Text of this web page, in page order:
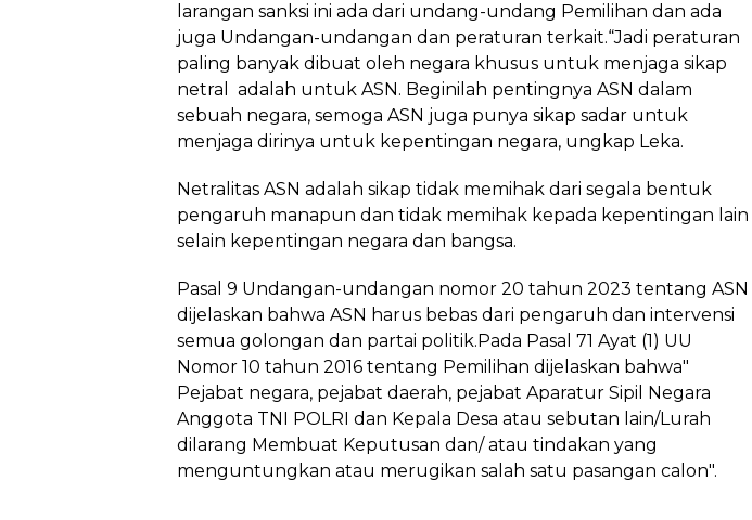
larangan sanksi ini ada dari undang-undang Pemilihan dan ada
juga Undangan-undangan dan peraturan terkait.“Jadi peraturan
paling banyak dibuat oleh negara khusus untuk menjaga sikap
netral adalah untuk ASN. Beginilah pentingnya ASN dalam
sebuah negara, semoga ASN juga punya sikap sadar untuk
menjaga dirinya untuk kepentingan negara, ungkap Leka.
Netralitas ASN adalah sikap tidak memihak dari segala bentuk
pengaruh manapun dan tidak memihak kepada kepentingan lain
selain kepentingan negara dan bangsa.
Pasal 9 Undangan-undangan nomor 20 tahun 2023 tentang ASN
dijelaskan bahwa ASN harus bebas dari pengaruh dan intervensi
semua golongan dan partai politik.Pada Pasal 71 Ayat (1) UU
Nomor 10 tahun 2016 tentang Pemilihan dijelaskan bahwa"
Pejabat negara, pejabat daerah, pejabat Aparatur Sipil Negara
Anggota TNI POLRI dan Kepala Desa atau sebutan lain/Lurah
dilarang Membuat Keputusan dan/ atau tindakan yang
menguntungkan atau merugikan salah satu pasangan calon".